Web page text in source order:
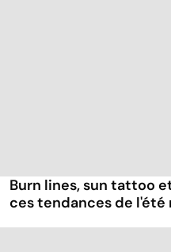
Burn lines, sun tattoo
ces tendances de